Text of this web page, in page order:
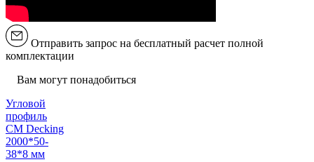
Отправить запрос на бесплатный расчет полной
комплектации
Вам могут понадобиться
Угловой
профиль
CM Decking
2000*50-
38*8 мм